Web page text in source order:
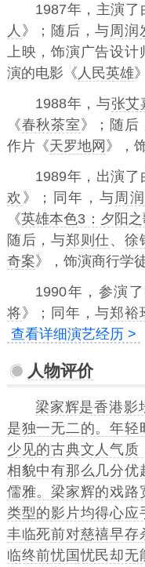
1987年，主演了
人 》；随后，与周润
上映，饰演广告设
演的电影《 人民英雄
1988年，与张艾
《春秋茶室》；随后
作片《天罗地网 》，
1989年，出演了
欢 》；同年，与周
《英雄本色3：夕阳之
随后，与郑则仕、 徐
奇案》，饰演商行学
1990年，参演
将》；同年，与郑裕
查看详细演艺经历 >
人物评价
梁家辉是香港影
是独一无二的。年轻
少见的古典文人气质
相貌中有那么几分优
儒雅。梁家辉的戏路
类型的影片均得心应
丰临死前对慈禧早存
临终前忧国忧民却无